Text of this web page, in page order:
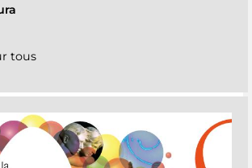
tous